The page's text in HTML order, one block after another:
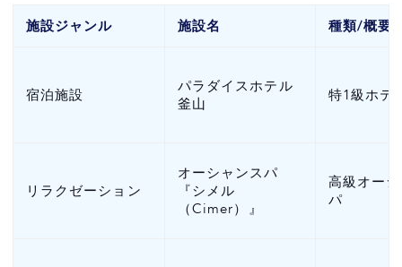
施設ジャンル 施設名 種類/概要
宿泊施設
パラダイスホテル
釜山
特1級ホテ
リラクゼーション
オーシャンスパ
『シメル
（Cimer）』
高級オー
パ